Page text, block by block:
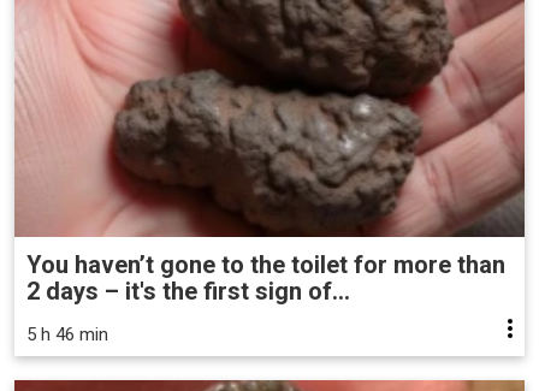
You haven’t gone to the toilet for more than
2 days – it's the first sign of...
5 h 46 min